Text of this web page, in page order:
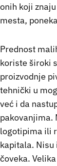
onih koji
mesta,
Prednost
koriste široki
proizvodnje
tehnički u
već i da
pakovanjima.
logotipima ili
kapitala. Nisu
čoveka.